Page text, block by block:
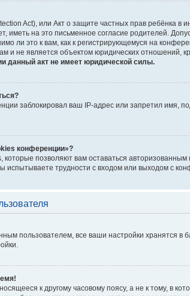
Act), или Акт о защите частных прав ребёнка
иметь на это письменное согласие родителей.
ли это к вам, как к регистрирующемуся на
и не является объектом юридических отношений,
данный акт не имеет юридической силы.
заблокировал ваш IP-адрес или запретил имя,
конференции»?
позволяют вам оставаться
испытываете трудности с входом или выходом с
пользователем, все ваши настройки хранятся
к другому часовому поясу, а не к тому, в